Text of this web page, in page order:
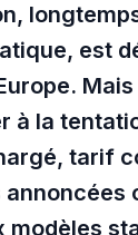
est
à la
tarif
modèles